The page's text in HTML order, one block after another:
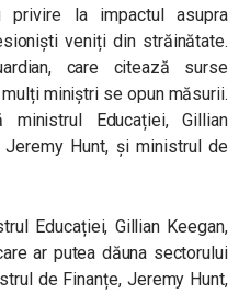
privire la impactul asupra
veniți din străinătate.
care citează surse
miniștri se opun măsurii.
Educației, Gillian
Jeremy Hunt, și ministrul de
Educației, Gillian Keegan,
ar putea dăuna sectorului
de Finanțe, Jeremy Hunt,